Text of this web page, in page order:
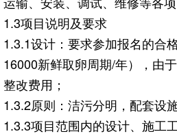
1.3项目说明及要求
1.3.1设计：要求参加报名的合
16000新鲜取卵周期/年），由
整改费用；
1.3.2原则：洁污分明，配套设
1.3.3项目范围内的设计、施工